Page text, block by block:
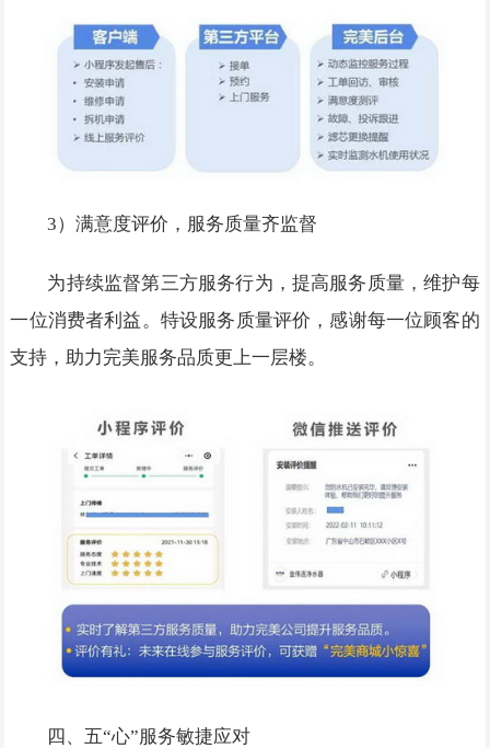
3）满意度评价，服务质量齐监督
为持续监督第三方服务行为，提高服务质量，维护每
一位消费者利益。特设服务质量评价，感谢每一位顾客的
支持，助力完美服务品质更上一层楼。
四、五“心”服务敏捷应对